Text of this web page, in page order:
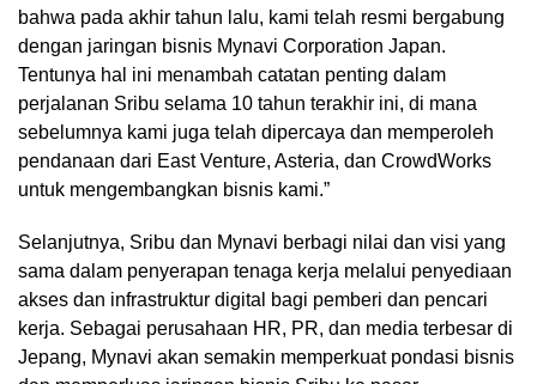
bahwa pada akhir tahun lalu, kami telah resmi bergabung
dengan jaringan bisnis Mynavi Corporation Japan.
Tentunya hal ini menambah catatan penting dalam
perjalanan Sribu selama 10 tahun terakhir ini, di mana
sebelumnya kami juga telah dipercaya dan memperoleh
pendanaan dari East Venture, Asteria, dan CrowdWorks
untuk mengembangkan bisnis kami.”
Selanjutnya, Sribu dan Mynavi berbagi nilai dan visi yang
sama dalam penyerapan tenaga kerja melalui penyediaan
akses dan infrastruktur digital bagi pemberi dan pencari
kerja. Sebagai perusahaan HR, PR, dan media terbesar di
Jepang, Mynavi akan semakin memperkuat pondasi bisnis